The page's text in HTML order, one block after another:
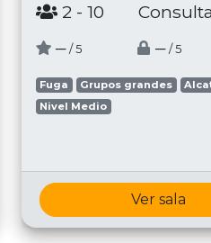
2 - 10
─ / 5 ─ / 5
Fuga Grupos grandes
Nivel Medio
Ver sala